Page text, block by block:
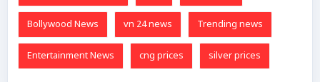
Bollywood News vn 24 news Trending news
Entertainment News cng prices silver prices